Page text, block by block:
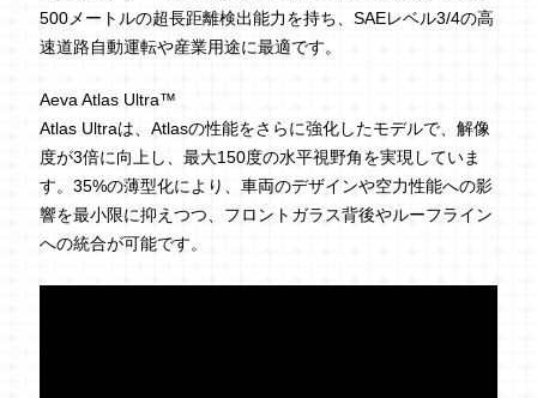
500メートルの超長距離検出能力を持ち、SAEレベル3/4の高
速道路自動運転や産業用途に最適です。
Aeva Atlas Ultra™
Atlas Ultraは、Atlasの性能をさらに強化したモデルで、解像
度が3倍に向上し、最大150度の水平視野角を実現していま
す。35%の薄型化により、車両のデザインや空力性能への影
響を最小限に抑えつつ、フロントガラス背後やルーフライン
への統合が可能です。